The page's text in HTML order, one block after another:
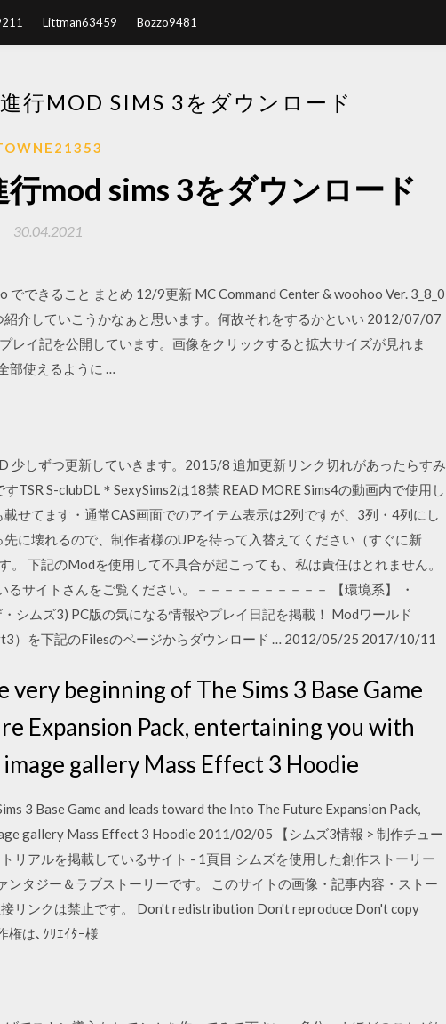
Littman63459 Bozzo9481
行MOD SIMS 3をダウンロード
mod sims 3をダウンロード
30.04.2021
できること まとめ 12/9更新 MC Command Center & woohoo Ver. 3_8_0
介していこうかなぁと思います。何故それをするかといい 2012/07/07
レイ記を公開しています。画像をクリックすると拡大サイズが見れま
部使えるように …
しずつ更新していきます。2015/8 追加更新リンク切れがあったらすみ
TSR S-clubDL＊SexySims2は18禁 READ MORE Sims4の動画内で使用し
せてます・通常CAS画面でのアイテム表示は2列ですが、3列・4列にし
に壊れるので、制作者様のUPを待って入替えてください（すぐに新
下記のModを使用して不具合が起こっても、私は責任はとれません。
サイトさんをご覧ください。－－－－－－－－－－ 【環境系】 ・
シムズ3) PC版の気になる情報やプレイ日記を掲載！ Modワールド
）を下記のFilesのページからダウンロード … 2012/05/25 2017/10/11
beginning of The Sims 3 Base Game
Expansion Pack, entertaining you with
gallery Mass Effect 3 Hoodie
3 Base Game and leads toward the Into The Future Expansion Pack,
gallery Mass Effect 3 Hoodie 2011/02/05 【シムズ3情報 > 制作チュー
リアルを掲載しているサイト - 1頁目 シムズを使用した創作ストーリー
ンタジー＆ラブストーリーです。 このサイトの画像・記事内容・ストー
リンクは禁止です。 Don't redistribution Don't reproduce Don't copy
権は､ｸﾘｴｲﾀｰ様